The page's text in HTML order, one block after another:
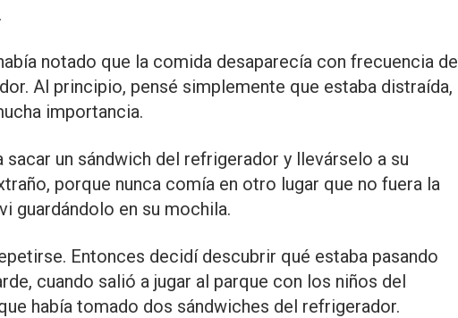
notado que la comida desaparecía con frecuencia de
Al principio, pensé simplemente que estaba distraída,
importancia.
sacar un sándwich del refrigerador y llevárselo a su
porque nunca comía en otro lugar que no fuera la
guardándolo en su mochila.
Entonces decidí descubrir qué estaba pasando
cuando salió a jugar al parque con los niños del
había tomado dos sándwiches del refrigerador.